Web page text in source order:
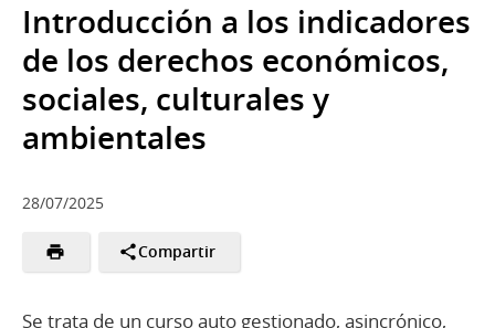
Introducción a los indicadores
de los derechos económicos,
sociales, culturales y
ambientales
28/07/2025
Compartir
Se trata de un curso auto gestionado, asincrónico,